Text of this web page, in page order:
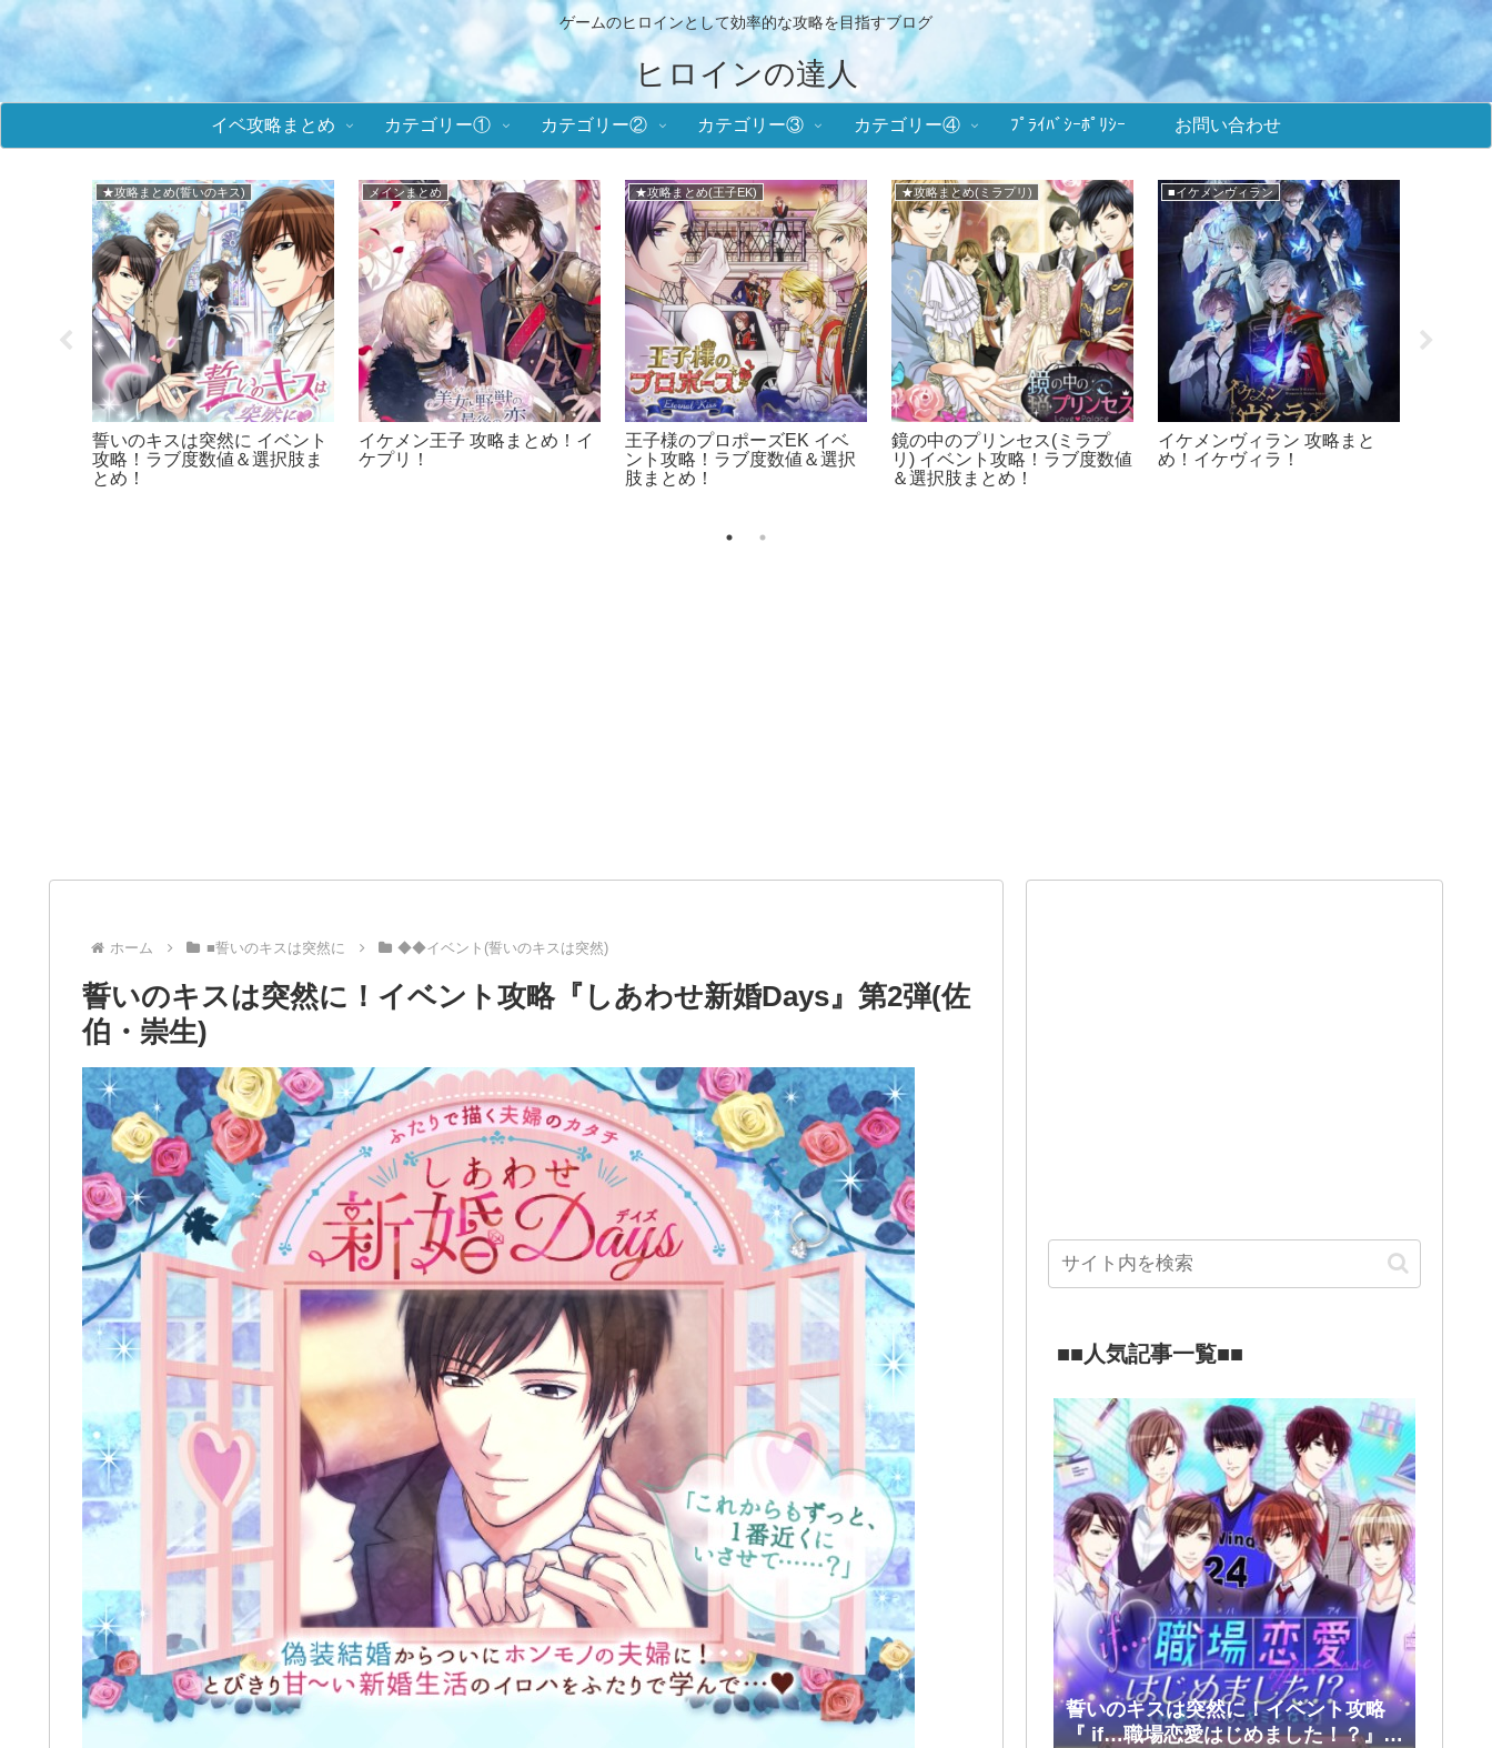
ゲームのヒロインとして効率的な攻略を目指すブログ
ヒロインの達人
イベ攻略まとめ カテゴリー① カテゴリー② カテゴリー③ カテゴリー④ ﾌﾟﾗｲﾊﾞｼｰﾎﾟﾘｼｰ お問い合わせ
★攻略まとめ(誓いのキス)
誓いのキスは突然に イベント
攻略！ラブ度数値＆選択肢ま
とめ！
メインまとめ
イケメン王子 攻略まとめ！イ
ケプリ！
★攻略まとめ(王子EK)
王子様のプロポーズEK イベ
ント攻略！ラブ度数値＆選択
肢まとめ！
★攻略まとめ(ミラプリ)
鏡の中のプリンセス(ミラプ
リ) イベント攻略！ラブ度数値
＆選択肢まとめ！
■イケメンヴィラン
イケメンヴィラン 攻略まと
め！イケヴィラ！
ホーム ■誓いのキスは突然に ◆◆イベント(誓いのキスは突然)
誓いのキスは突然に！イベント攻略『しあわせ新婚Days』第2弾(佐
伯・崇生)
■■人気記事一覧■■
誓いのキスは突然に！イベント攻略
『 if…職場恋愛はじめました！？』前